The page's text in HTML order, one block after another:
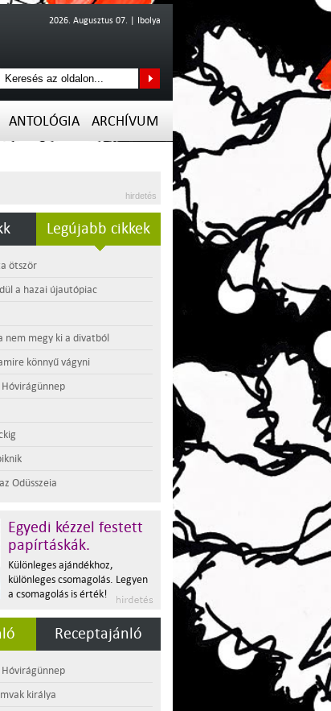
2026. Augusztus 07. | Ibolya
ANTOLÓGIA ARCHÍVUM
hirdetés
Legújabb cikkek
ötször
a hazai újautópiac
nem megy ki a divatból
könnyű vágyni
Odüsszeia
Egyedi kézzel festett
papírtáskák.
Különleges ajándékhoz,
különleges csomagolás. Legyen
a csomagolás is érték!
Receptajánló
királya